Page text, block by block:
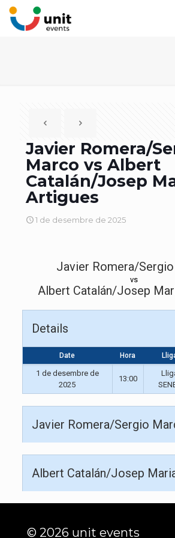
Javier Romera/
Marco vs Albert
Catalán/Josep
Artigues
1 de desembre de 2025
Javier Romera/
vs
Albert Catalán/Josep
Details
Date Hora
1 de desembre de
2025
13:00
Javier Romera/Sergio
Albert Catalán/Josep
© 2026 unit events